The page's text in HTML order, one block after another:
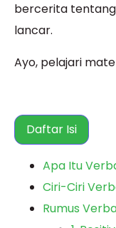
bercerita
lancar.
Ayo, pelajari
Daftar Isi
Apa Itu
Ciri-Ciri
Rumus